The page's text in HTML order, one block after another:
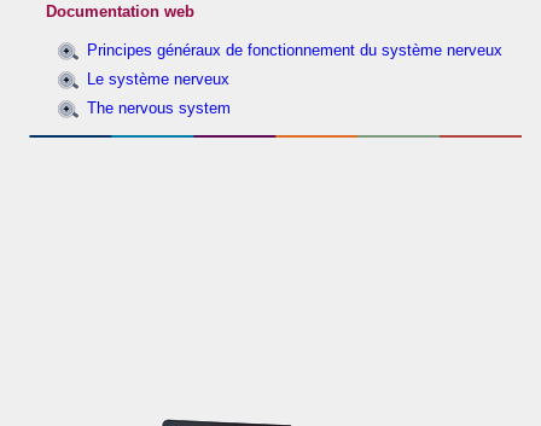
Documentation web
Principes généraux de fonctionnement du système nerveux
Le système nerveux
The nervous system